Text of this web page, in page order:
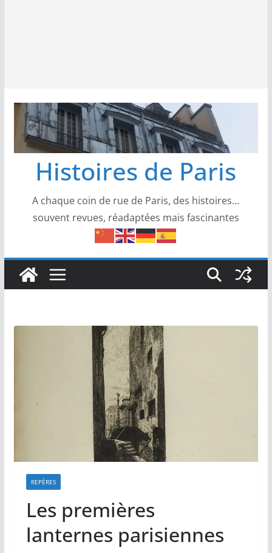
Histoires de Paris
A chaque coin de rue de Paris, des histoires…
souvent revues, réadaptées mais fascinantes
REPÈRES
Les premières
lanternes parisiennes